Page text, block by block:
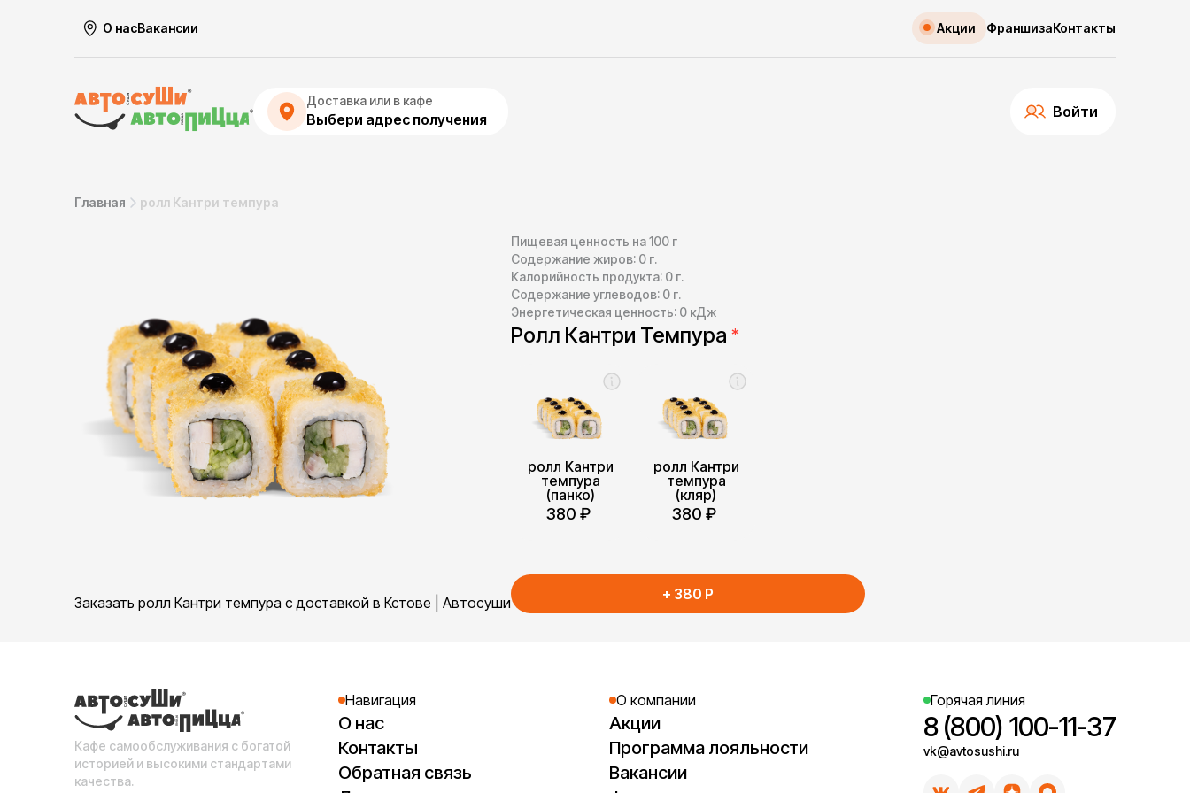
О насВакансии Акции ФраншизаКонтакты
Доставка или в кафе
Выбери адрес получения Войти
Главная ролл Кантри темпура
Заказать ролл Кантри темпура с доставкой в Кстове | Автосуши
Пищевая ценность на 100 г
Содержание жиров: 0 г.
Калорийность продукта: 0 г.
Содержание углеводов: 0 г.
Энергетическая ценность: 0 кДж
Ролл Кантри Темпура *
ролл Кантри
темпура
(панко)
380 ₽
ролл Кантри
темпура
(кляр)
380 ₽
+ 380 P
Кафе самообслуживания с богатой
историей и высокими стандартами
качества.
Навигация
О нас
Контакты
Обратная связь
О компании
Акции
Программа лояльности
Вакансии
Горячая линия
8 (800) 100-11-37
vk@avtosushi.ru